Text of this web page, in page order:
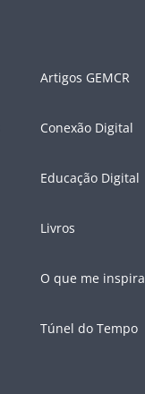
Artigos GEMCR
Conexão Digital
Educação Digital
Livros
O que me inspira
Túnel do Tempo